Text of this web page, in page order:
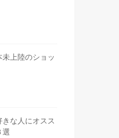
上陸のショッ
な人にオスス
選